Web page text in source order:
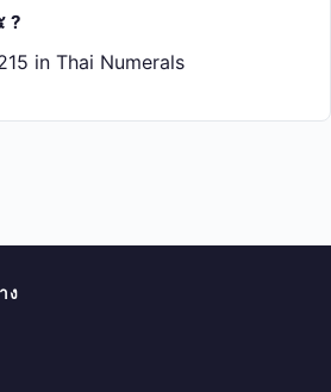
?
in Thai Numerals
ง